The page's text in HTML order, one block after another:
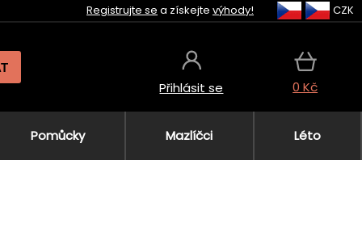
Registrujte se a získejte výhody! CZK
Přihlásit se 0 Kč
Pomůcky Mazlíčci Léto